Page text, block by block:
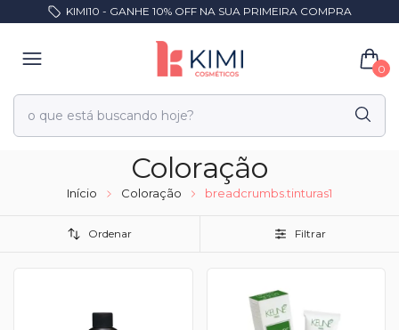
KIMI10 - GANHE 10% OFF NA SUA PRIMEIRA COMPRA
0
Coloração
Início Coloração breadcrumbs.tinturas1
Ordenar Filtrar